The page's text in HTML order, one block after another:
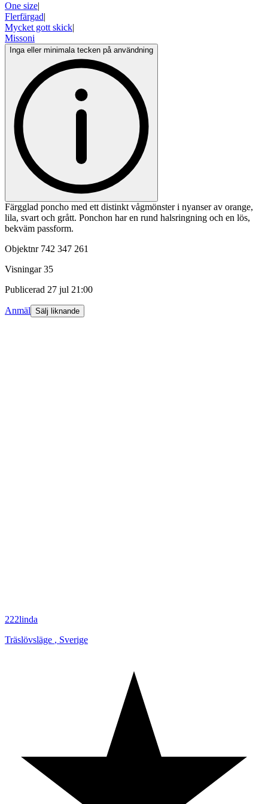
One size|
Flerfärgad|
Mycket gott skick|
Missoni
Inga eller minimala tecken på användning
Färgglad poncho med ett distinkt vågmönster i nyanser av orange,
lila, svart och grått. Ponchon har en rund halsringning och en lös,
bekväm passform.
Objektnr 742 347 261
Visningar 35
Publicerad 27 jul 21:00
Anmäl Sälj liknande
222linda
Träslövsläge , Sverige